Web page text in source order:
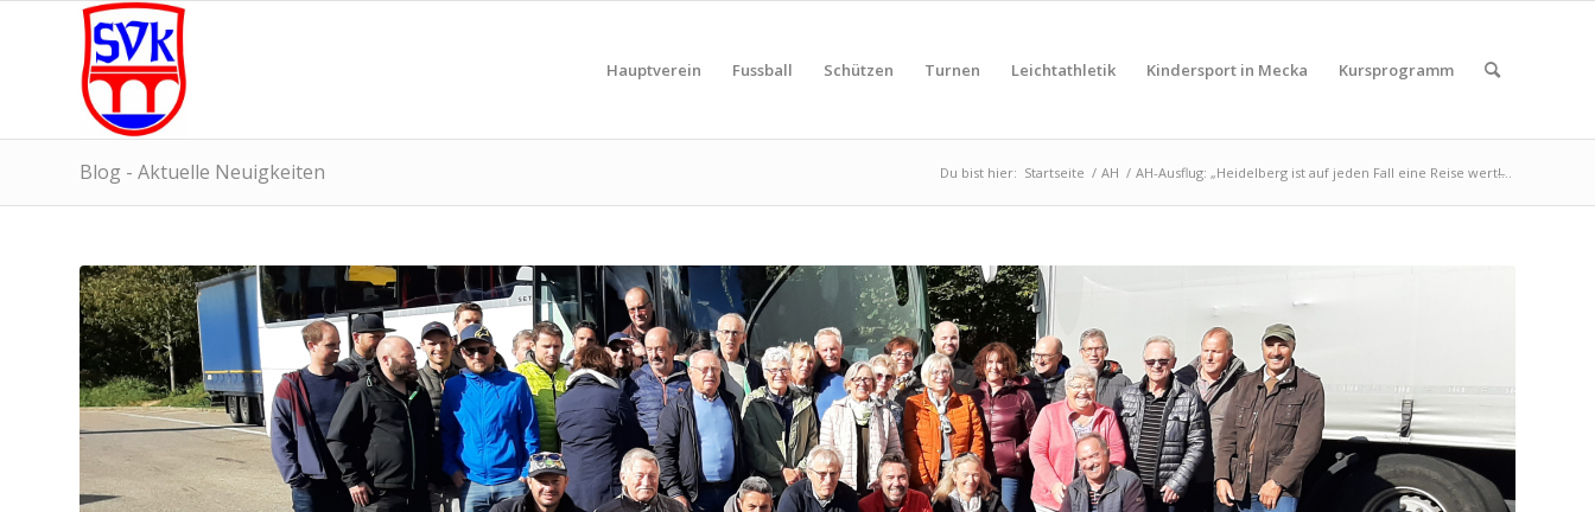
Hauptverein Fussball Schützen Turnen Leichtathletik Kindersport in Mecka Kursprogramm
Blog - Aktuelle Neuigkeiten Du bist hier: Startseite / AH / AH-Ausflug: „Heidelberg ist auf jeden Fall eine Reise wert!̶...